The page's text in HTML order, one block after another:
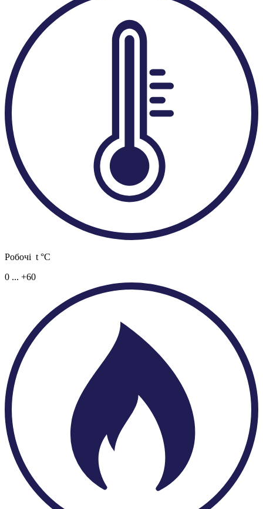
Робочі t °C
0 ... +60